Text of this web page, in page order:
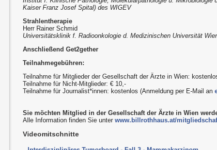
Kaiser Franz Josef Spital) des WIGEV
Strahlentherapie
Herr Rainer Schmid
Universitätsklinik f. Radioonkologie d. Medizinischen Universität
Anschließend Get2gether
Teilnahmegebühren:
Teilnahme für Mitglieder der Gesellschaft der Ärzte in Wien:
Teilnahme für Nicht-Mitglieder: € 10,-
Teilnahme für Journalist*innen: kostenlos (Anmeldung per E-Mail an
Sie möchten Mitglied in der Gesellschaft der Ärzte in Wien
Alle Information finden Sie unterwww.billrothhaus.at/
Videomitschnitte